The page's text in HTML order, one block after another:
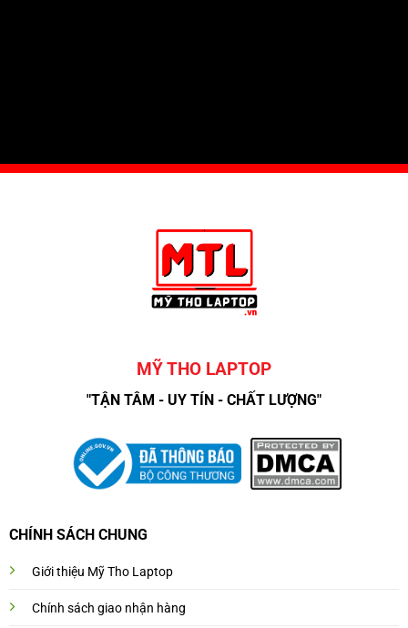
MỸ THO LAPTOP
"TẬN TÂM - UY TÍN - CHẤT LƯỢNG"
CHÍNH SÁCH CHUNG
Giới thiệu Mỹ Tho Laptop
Chính sách giao nhận hàng